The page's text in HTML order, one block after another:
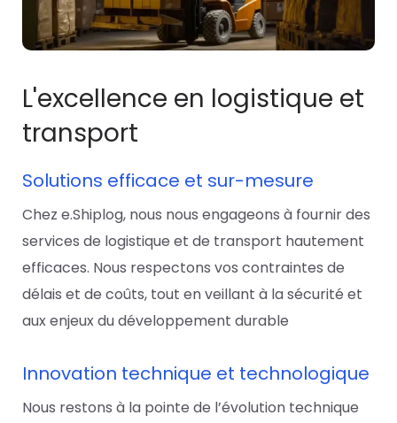
L'excellence en logistique et
transport
Solutions efficace et sur-mesure
Chez e.Shiplog, nous nous engageons à fournir des
services de logistique et de transport hautement
efficaces. Nous respectons vos contraintes de
délais et de coûts, tout en veillant à la sécurité et
aux enjeux du développement durable
Innovation technique et technologique
Nous restons à la pointe de l’évolution technique